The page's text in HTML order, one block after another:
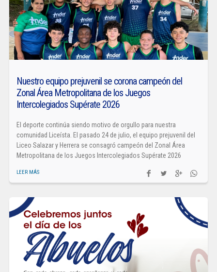
Nuestro equipo prejuvenil se corona campeón del
Zonal Área Metropolitana de los Juegos
Intercolegiados Supérate 2026
El deporte continúa siendo motivo de orgullo para nuestra
comunidad Liceísta. El pasado 24 de julio, el equipo prejuvenil del
Liceo Salazar y Herrera se consagró campeón del Zonal Área
Metropolitana de los Juegos Intercolegiados Supérate 2026
LEER MÁS